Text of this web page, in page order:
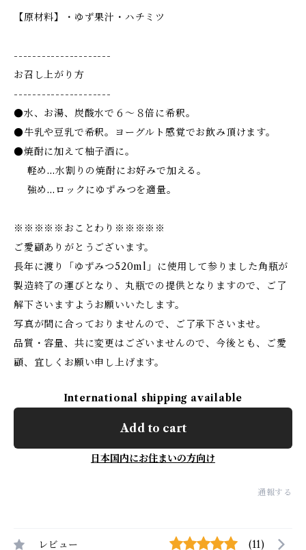
【原材料】・ゆず果汁・ハチミツ
---------------------
お召し上がり方
---------------------
●水、お湯、炭酸水で６～８倍に希釈。
●牛乳や豆乳で希釈。ヨーグルト感覚でお飲み頂けます。
●焼酎に加えて柚子酒に。
軽め…水割りの焼酎にお好みで加える。
強め…ロックにゆずみつを適量。
※※※※※おことわり※※※※※
ご愛顧ありがとうございます。
長年に渡り「ゆずみつ520ml」に使用して参りました角瓶が
製造終了の運びとなり、丸瓶での提供となりますので、ご了
解下さいますようお願いいたします。
写真が間に合っておりませんので、ご了承下さいませ。
品質・容量、共に変更はございませんので、今後とも、ご愛
顧、宜しくお願い申し上げます。
International shipping available
Add to cart
日本国内にお住まいの方向け
通報する
レビュー (11)